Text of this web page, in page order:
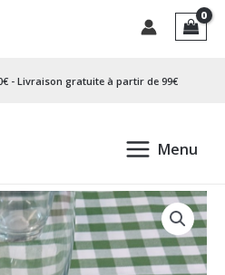
- Livraison gratuite à partir de 99€
Menu